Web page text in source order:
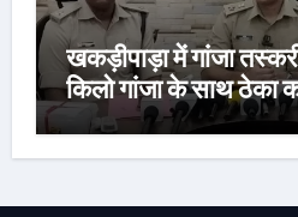
खकड़ीपाड़ा में गांजा
किलो गांजा के साथ ठेका